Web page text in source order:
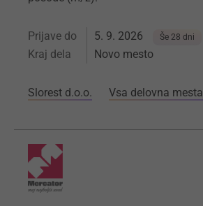
Prijave do 5. 9. 2026 Še 28 dni
Kraj dela Novo mesto
Slorest d.o.o. Vsa delovna mesta